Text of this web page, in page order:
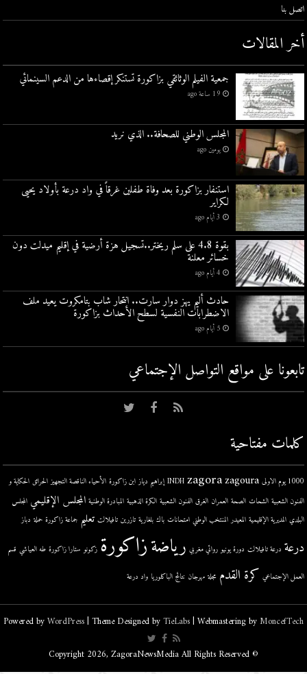
اتصل بنا
أخر المقالات
جمعية الفيلم الوثائقي بزاكورة تستنكر إقصاءها من الدعم السينمائي
19 ساعة ago
المجلس الوطني للصحافة.. الذي نريد
يومين ago
استنفار بزاكورة بعد وفاة طفلين غرقاً في واد درعة بأولاد يحيى
لكراير
3 أيام ago
بقوة 4.8 على سلم ريختر..تسجيل هزة أرضية في إقليم ميدلت دون
خسائر معلنة
4 أيام ago
حادث أليم يهز دوار سارت.. انتحار شاب بتامكروت يعيد ملف
الاضطرابات النفسية لسطح الأحداث بزاكورة
5 أيام ago
تابعونا على مواقع التواصل اﻹجتماعي
كلمات مفتاحية
1000 يوم الاولى INDH zagora zagoura إبراهيم دياز ابن زاكورة الأحياء الناقصة التجهيز الحرائق الحكاية و
الفنون الشعبية الشحات الصحة العمران الغرق الفنون الشعبية الكرة الذهبية المبادرة الوطنية المجلس الإقليمي المجلس
البلدي المديرية الإقليمية المعيدر المنتخب الوطني امتحانات باك بلغارية تازرين تافيلالت تعليم جماعة زاكورة حملة دباز
درعة درعة تافيلالت دورة يونيو روائي مغربي رياضةزاكورة زكونو ستارا زاكورة طه العياشي قسم
العمل الإجتماعي كرة القدم مجلة مهرجان نتائج الباكلوريا واد درعة
Powered byWordPress| Theme Designed byTieLabs| Webmastering byMoncefTech
© Copyright 2026, ZagoraNewsMedia All Rights Reserved